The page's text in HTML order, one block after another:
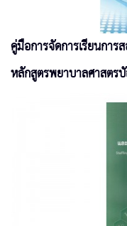
คู่มือการจัดการเรียนการ
หลักสูตรพยาบาลศาสต